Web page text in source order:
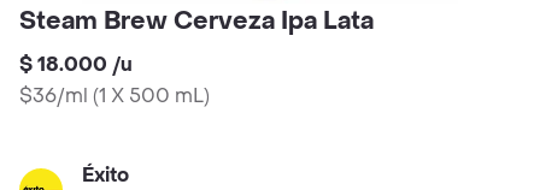
Steam Brew Cerveza Ipa Lata
$ 18.000 /u
$36/ml (1 X 500 mL)
Éxito